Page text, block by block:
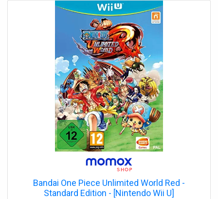
Bandai One Piece Unlimited World Red -
Standard Edition - [Nintendo Wii U]